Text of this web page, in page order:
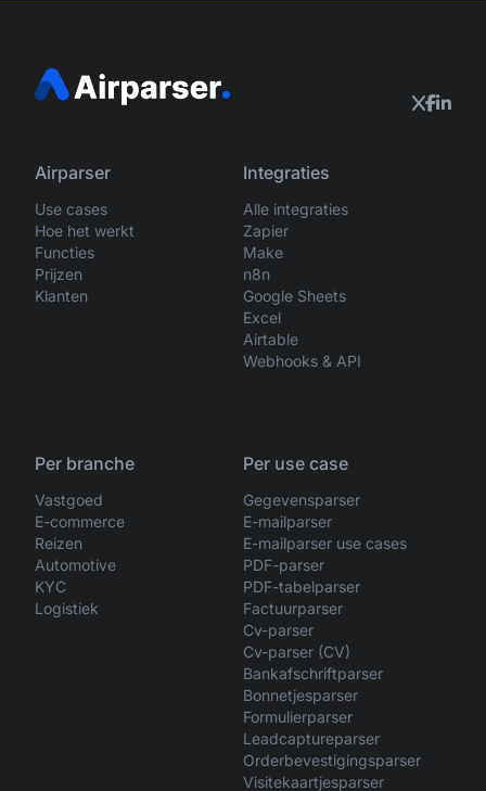
Airparser
Use cases
Hoe het werkt
Functies
Prijzen
Klanten
Integraties
Alle integraties
Zapier
Make
n8n
Google Sheets
Excel
Airtable
Webhooks & API
Per branche
Vastgoed
E-commerce
Reizen
Automotive
KYC
Logistiek
Per use case
Gegevensparser
E-mailparser
E-mailparser use cases
PDF-parser
PDF-tabelparser
Factuurparser
Cv-parser
Cv-parser (CV)
Bankafschriftparser
Bonnetjesparser
Formulierparser
Leadcaptureparser
Orderbevestigingsparser
Visitekaartjesparser